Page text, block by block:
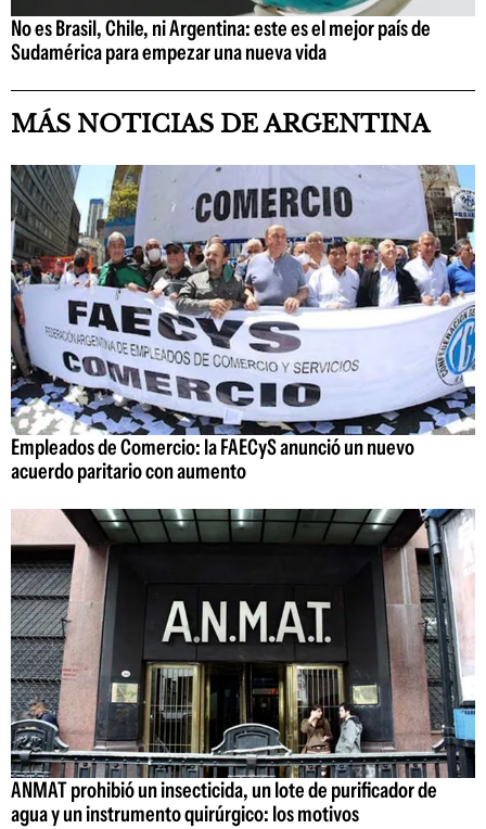
No es Brasil, Chile, ni Argentina: este es el mejor país de
Sudamérica para empezar una nueva vida
MÁS NOTICIAS DE ARGENTINA
Empleados de Comercio: la FAECyS anunció un nuevo
acuerdo paritario con aumento
ANMAT prohibió un insecticida, un lote de purificador de
agua y un instrumento quirúrgico: los motivos